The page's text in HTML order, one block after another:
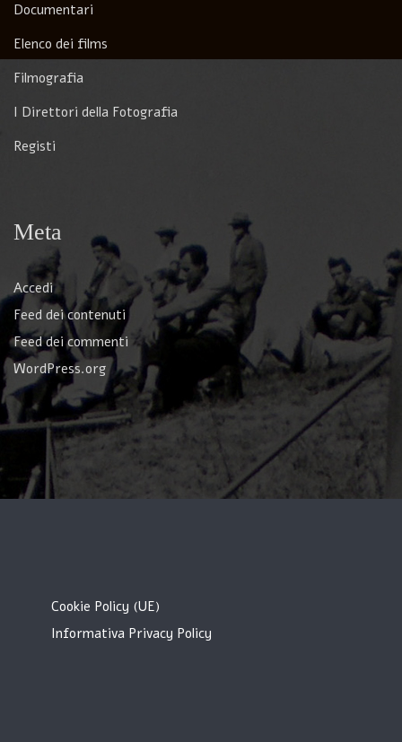
Documentari
Elenco dei films
Filmografia
I Direttori della Fotografia
Registi
Meta
Accedi
Feed dei contenuti
Feed dei commenti
WordPress.org
Cookie Policy (UE)
Informativa Privacy Policy